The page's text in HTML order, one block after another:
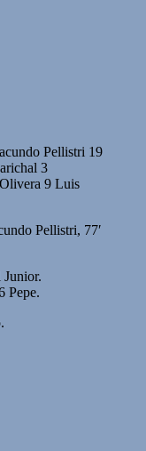
Pellistri 19
3
9 Luis
Pellistri, 77′
Pepe.